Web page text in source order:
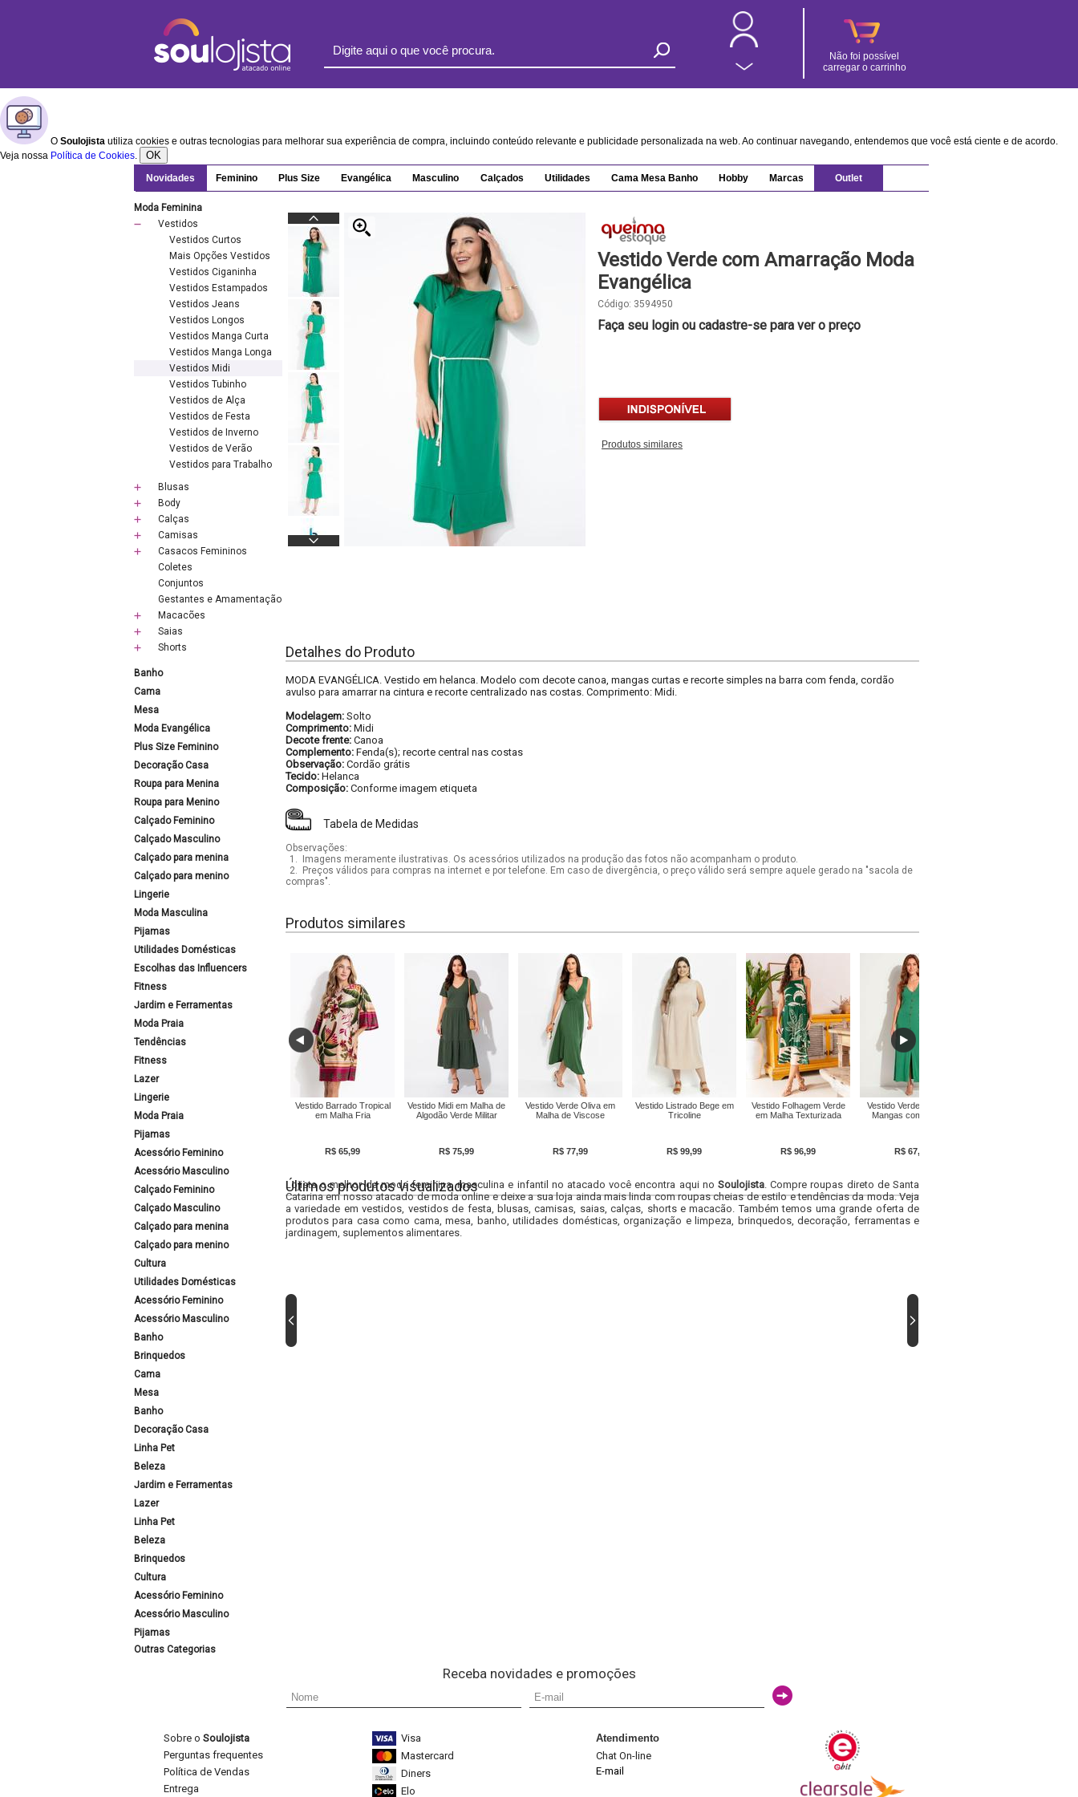
Não foi possível
carregar o carrinho
O Soulojista utiliza cookies e outras tecnologias para melhorar sua experiência de compra, incluindo conteúdo relevante e publicidade personalizada na web. Ao continuar navegando, entendemos que você está ciente e de acordo.
Veja nossa Política de Cookies. OK
Novidades Feminino Plus Size Evangélica Masculino Calçados Utilidades Cama Mesa Banho Hobby Marcas Outlet
Moda Feminina
Vestidos
Vestidos Curtos
Mais Opções Vestidos
Vestidos Ciganinha
Vestidos Estampados
Vestidos Jeans
Vestidos Longos
Vestidos Manga Curta
Vestidos Manga Longa
Vestidos Midi
Vestidos Tubinho
Vestidos de Alça
Vestidos de Festa
Vestidos de Inverno
Vestidos de Verão
Vestidos para Trabalho
Blusas
Body
Calças
Camisas
Casacos Femininos
Coletes
Conjuntos
Gestantes e Amamentação
Macacões
Saias
Shorts
Banho
Cama
Mesa
Moda Evangélica
Plus Size Feminino
Decoração Casa
Roupa para Menina
Roupa para Menino
Calçado Feminino
Calçado Masculino
Calçado para menina
Calçado para menino
Lingerie
Moda Masculina
Pijamas
Utilidades Domésticas
Escolhas das Influencers
Fitness
Jardim e Ferramentas
Moda Praia
Tendências
Fitness
Lazer
Lingerie
Moda Praia
Pijamas
Acessório Feminino
Acessório Masculino
Calçado Feminino
Calçado Masculino
Calçado para menina
Calçado para menino
Cultura
Utilidades Domésticas
Acessório Feminino
Acessório Masculino
Banho
Brinquedos
Cama
Mesa
Banho
Decoração Casa
Linha Pet
Beleza
Jardim e Ferramentas
Lazer
Linha Pet
Beleza
Brinquedos
Cultura
Acessório Feminino
Acessório Masculino
Pijamas
Outras Categorias
Vestido Verde com Amarração Moda
Evangélica
Código: 3594950
Faça seu login ou cadastre-se para ver o preço
Produtos similares
Detalhes do Produto
MODA EVANGÉLICA. Vestido em helanca. Modelo com decote canoa, mangas curtas e recorte simples na barra com fenda, cordão
avulso para amarrar na cintura e recorte centralizado nas costas. Comprimento: Midi.
Modelagem: Solto
Comprimento: Midi
Decote frente: Canoa
Complemento: Fenda(s); recorte central nas costas
Observação: Cordão grátis
Tecido: Helanca
Composição: Conforme imagem etiqueta
Tabela de Medidas
Observações:
1.
Imagens meramente ilustrativas. Os acessórios utilizados na produção das fotos não acompanham o produto.
2.
Preços válidos para compras na internet e por telefone. Em caso de divergência, o preço válido será sempre aquele gerado na "sacola de
compras".
Produtos similares
Vestido Barrado Tropical
em Malha Fria
R$ 65,99
Vestido Midi em Malha de
Algodão Verde Militar
R$ 75,99
Vestido Verde Oliva em
Malha de Viscose
R$ 77,99
Vestido Listrado Bege em
Tricoline
R$ 99,99
Vestido Folhagem Verde
em Malha Texturizada
R$ 96,99
Vestido Verde Midi sem
Mangas com Botões
R$ 67,99
Últimos produtos visualizados
Lojista o melhor da moda feminina, masculina e infantil no atacado você encontra aqui no Soulojista. Compre roupas direto de Santa
Catarina em nosso atacado de moda online e deixe a sua loja ainda mais linda com roupas cheias de estilo e tendências da moda. Veja
a variedade em vestidos, vestidos de festa, blusas, camisas, saias, calças, shorts e macacão. Também temos uma grande oferta de
produtos para casa como cama, mesa, banho, utilidades domésticas, organização e limpeza, brinquedos, decoração, ferramentas e
jardinagem, suplementos alimentares.
Receba novidades e promoções
Sobre o Soulojista
Perguntas frequentes
Política de Vendas
Entrega
Visa
Mastercard
Diners
Elo
Atendimento
Chat On-line
E-mail